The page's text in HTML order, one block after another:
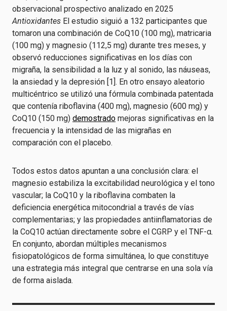
observacional prospectivo analizado en 2025
Antioxidantes El estudio siguió a 132 participantes que
tomaron una combinación de CoQ10 (100 mg), matricaria
(100 mg) y magnesio (112,5 mg) durante tres meses, y
observó reducciones significativas en los días con
migraña, la sensibilidad a la luz y al sonido, las náuseas,
la ansiedad y la depresión [1]. En otro ensayo aleatorio
multicéntrico se utilizó una fórmula combinada patentada
que contenía riboflavina (400 mg), magnesio (600 mg) y
CoQ10 (150 mg) demostrado mejoras significativas en la
frecuencia y la intensidad de las migrañas en
comparación con el placebo.
Todos estos datos apuntan a una conclusión clara: el
magnesio estabiliza la excitabilidad neurológica y el tono
vascular; la CoQ10 y la riboflavina combaten la
deficiencia energética mitocondrial a través de vías
complementarias; y las propiedades antiinflamatorias de
la CoQ10 actúan directamente sobre el CGRP y el TNF-α.
En conjunto, abordan múltiples mecanismos
fisiopatológicos de forma simultánea, lo que constituye
una estrategia más integral que centrarse en una sola vía
de forma aislada.